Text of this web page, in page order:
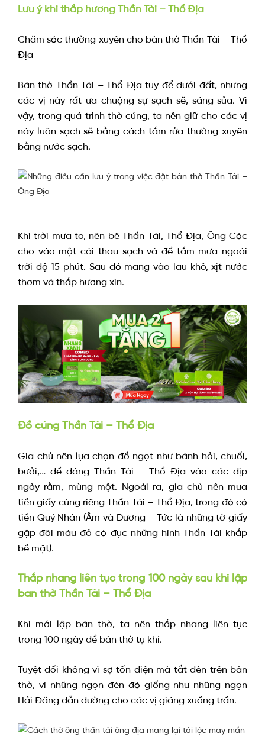
Lưu ý khi thắp hương Thần Tài – Thổ Địa
Chăm sóc thường xuyên cho bàn thờ Thần Tài – Thổ
Địa
Bàn thờ Thần Tài – Thổ Địa tuy để dưới đất, nhưng
các vị này rất ưa chuộng sự sạch sẽ, sáng sủa. Vì
vậy, trong quá trình thờ cúng, ta nên giữ cho các vị
này luôn sạch sẽ bằng cách tắm rửa thường xuyên
bằng nước sạch.
Khi trời mưa to, nên bê Thần Tài, Thổ Địa, Ông Cóc
cho vào một cái thau sạch và để tắm mưa ngoài
trời độ 15 phút. Sau đó mang vào lau khô, xịt nước
thơm và thắp hương xin.
Đồ cúng Thần Tài – Thổ Địa
Gia chủ nên lựa chọn đồ ngọt như bánh hỏi, chuối,
bưởi,… để dâng Thần Tài – Thổ Địa vào các dịp
ngày rằm, mùng một. Ngoài ra, gia chủ nên mua
tiền giấy cúng riêng Thần Tài – Thổ Địa, trong đó có
tiền Quý Nhân (Âm và Dương – Tức là những tờ giấy
gập đôi màu đỏ có đục những hình Thần Tài khắp
bề mặt).
Thắp nhang liên tục trong 100 ngày sau khi lập
ban thờ Thần Tài – Thổ Địa
Khi mới lập bàn thờ, ta nên thắp nhang liên tục
trong 100 ngày để bàn thờ tụ khí.
Tuyệt đối không vì sợ tốn điện mà tắt đèn trên bàn
thờ, vì những ngọn đèn đó giống như những ngọn
Hải Đăng dẫn đường cho các vị giáng xuống trần.